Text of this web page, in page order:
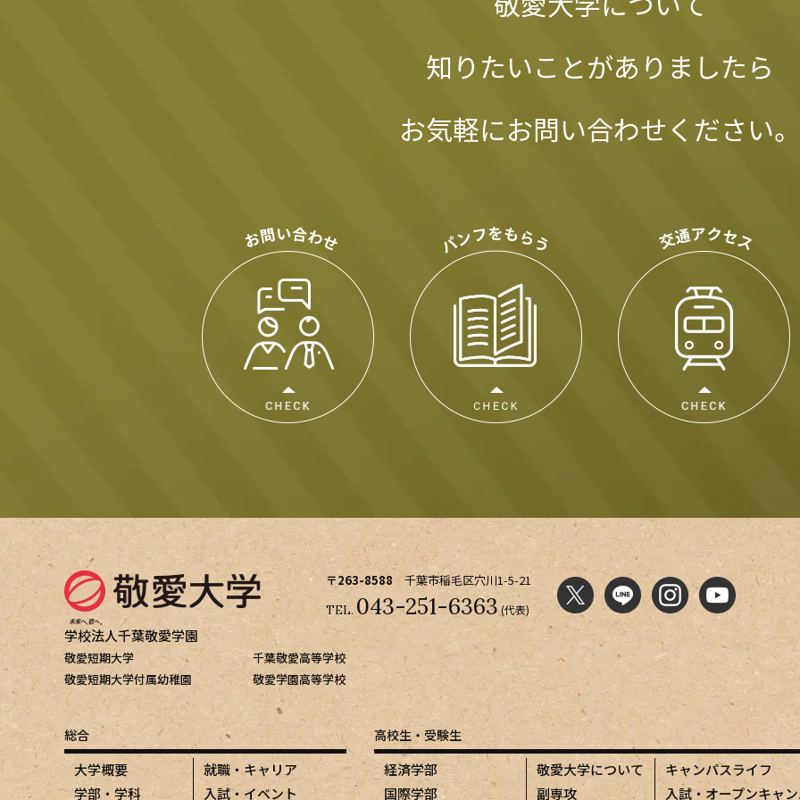
知りたいことがありましたら
お気軽にお問い合わせください。
〒263-8588 千葉市稲毛区穴川1-5-21
TEL. 043-251-6363 (代表)
学校法人千葉敬愛学園
敬愛短期大学
千葉敬愛高等学校
敬愛短期大学付属幼稚園
敬愛学園高等学校
総合
大学概要
学部・学科
就職・キャリア
入試・イベント
高校生・受験生
経済学部
国際学部
敬愛大学について
副専攻
キャンパスライフ
入試・オープンキャ